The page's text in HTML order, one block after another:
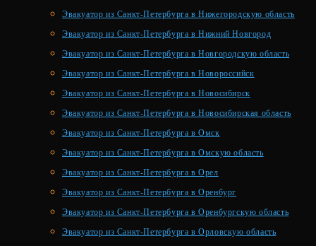
Эвакуатор из Санкт-Петербурга в Нижегородскую область
Эвакуатор из Санкт-Петербурга в Нижний Новгород
Эвакуатор из Санкт-Петербурга в Новгородскую область
Эвакуатор из Санкт-Петербурга в Новороссийск
Эвакуатор из Санкт-Петербурга в Новосибирск
Эвакуатор из Санкт-Петербурга в Новосибирская область
Эвакуатор из Санкт-Петербурга в Омск
Эвакуатор из Санкт-Петербурга в Омскую область
Эвакуатор из Санкт-Петербурга в Орел
Эвакуатор из Санкт-Петербурга в Оренбург
Эвакуатор из Санкт-Петербурга в Оренбургскую область
Эвакуатор из Санкт-Петербурга в Орловскую область